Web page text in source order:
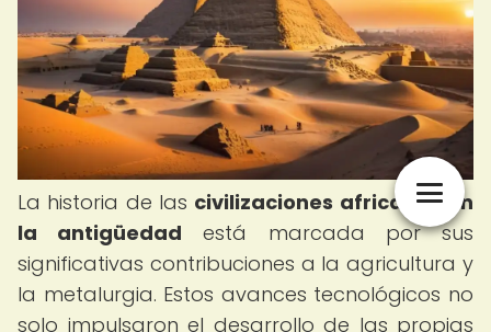
La historia de las civilizaciones africanas en
la antigüedad está marcada por sus
significativas contribuciones a la agricultura y
la metalurgia. Estos avances tecnológicos no
solo impulsaron el desarrollo de las propias